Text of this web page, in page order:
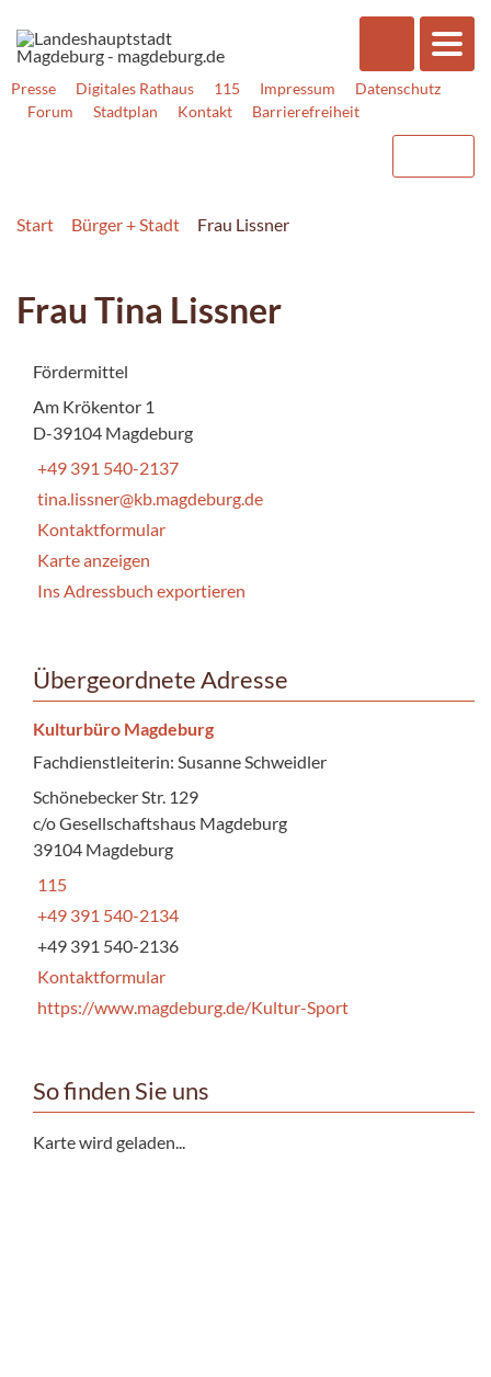
Presse Digitales Rathaus 115 Impressum
Datenschutz
Forum
Stadtplan Kontakt Barrierefreiheit
Start Bürger + Stadt Frau Lissner
Frau Tina Lissner
Fördermittel
Am Krökentor 1
D-39104 Magdeburg
+49 391 540-2137
tina.lissner@kb.magdeburg.de
Kontaktformular
Karte anzeigen
Ins Adressbuch exportieren
Übergeordnete Adresse
Kulturbüro Magdeburg
Fachdienstleiterin: Susanne Schweidler
Schönebecker Str. 129
c/o Gesellschaftshaus Magdeburg
39104 Magdeburg
115
+49 391 540-2134
+49 391 540-2136
Kontaktformular
https://www.magdeburg.de/Kultur-Sport
So finden Sie uns
Karte wird geladen...